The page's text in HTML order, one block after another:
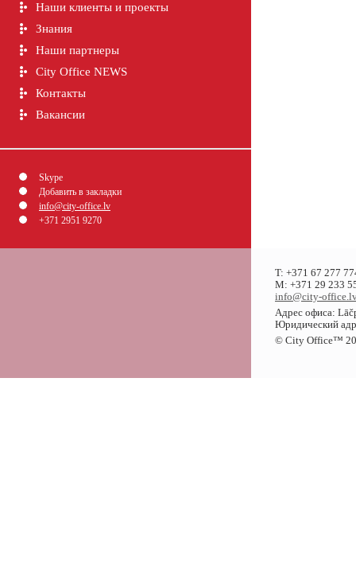
Наши клиенты и проекты
Знания
Наши партнеры
City Office NEWS
Контакты
Вакансии
Skype
Добавить в закладки
info@city-office.lv
+371 2951 9270
T: +371 67 277
M: +371 29 233
info@city-office.lv
Адрес офиса:
Юридический
© City Office™